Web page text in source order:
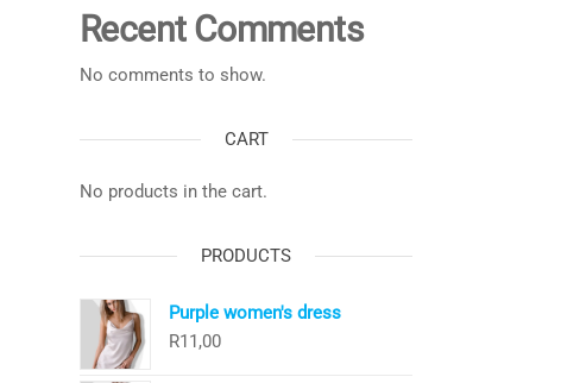
Recent Comments
No comments to show.
CART
No products in the cart.
PRODUCTS
Purple women's dress
R11,00